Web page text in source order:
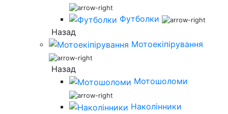
Футболки
Назад
Мотоекіпірування
Назад
Мотошоломи
Наколінники